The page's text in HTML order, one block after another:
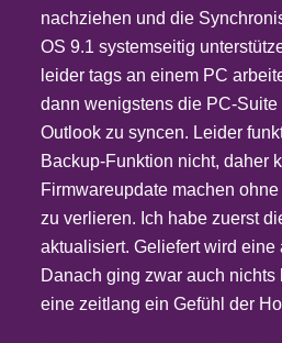
nachziehen und die
OS 9.1 systemseitig
leider tags an einem PC
dann wenigstens die PC-
Outlook zu syncen. Leider
Backup-Funktion nicht, daher
Firmwareupdate machen
zu verlieren. Ich habe zuerst
aktualisiert. Geliefert wird eine
Danach ging zwar auch nichts
eine zeitlang ein Gefühl der